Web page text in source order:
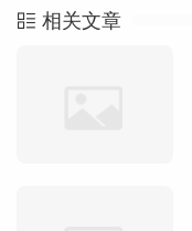
相关文章